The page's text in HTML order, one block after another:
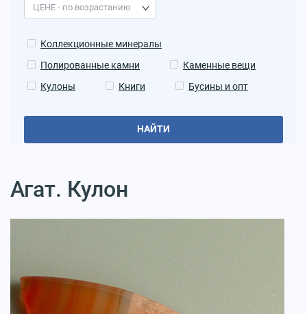
Коллекционные минералы
Полированные камни
Каменные вещи
Кулоны
Книги Бусины и опт
НАЙТИ
Агат. Кулон